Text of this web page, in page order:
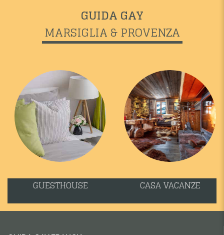
GUIDA GAY
MARSIGLIA & PROVENZA
GUESTHOUSE CASA VACANZE